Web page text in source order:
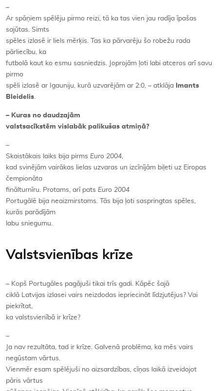
–
Ar spāņiem spēlēju pirmo reizi, tā ka tas vien jau radīja īpašas
sajūtas. Simts
spēles izlasē ir liels mērķis. Tas ka pārvarēju šo robežu rada
pārliecību, ka
futbolā kaut ko esmu sasniedzis. Joprojām ļoti labi atceros arī savu
pirmo
spēli izlasē ar Igauniju, kurā uzvarējām ar 2:0, – atklāja Imants
Bleidelis.
– Kuras no daudzajām
valstsacīkstēm vislabāk palikušas atmiņā?
–
Skaistākais laiks bija pirms Euro 2004,
kad svinējām vairākas lielas uzvaras un izcīnījām biļeti uz Eiropas
čempionāta
finālturnīru. Protams, arī pats Euro 2004
Portugālē bija neaizmirstams. Tās bija ļoti saspringtas spēles,
kurās parādījām
labu sniegumu.
Valstsvienības krīze
– Kopš Portugāles pagājuši tikai trīs gadi. Kāpēc šajā
ciklā Latvijas izlasei vairs neizdodas iepriecināt līdzjutējus? Vai
piekrītat,
ka valstsvienībā ir krīze?
–
Ja nav rezultāta, tad ir krīze. Galvenā problēma, ka mēs vairs
negūstam vārtus.
Vienmēr esam spēlējuši no aizsardzības, cīņas laikā izveidojot
pāris vārtus